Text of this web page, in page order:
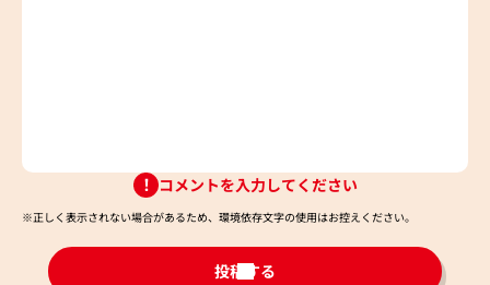
コメントを入力してください
※正しく表示されない場合があるため、環境依存文字の使用はお控えください。​
投稿する